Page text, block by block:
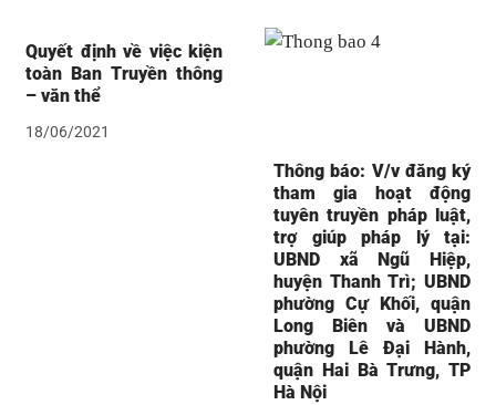
Quyết định về việc kiện
toàn Ban Truyền thông
– văn thể
18/06/2021
Thông báo: V/v đăng ký
tham gia hoạt động
tuyên truyền pháp luật,
trợ giúp pháp lý tại:
UBND xã Ngũ Hiệp,
huyện Thanh Trì; UBND
phường Cự Khối, quận
Long Biên và UBND
phường Lê Đại Hành,
quận Hai Bà Trưng, TP
Hà Nội